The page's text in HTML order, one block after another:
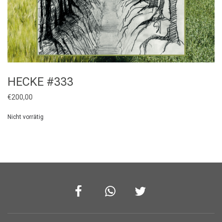
HECKE #333
€200,00
Nicht vorrätig
Facebook Whatsapp